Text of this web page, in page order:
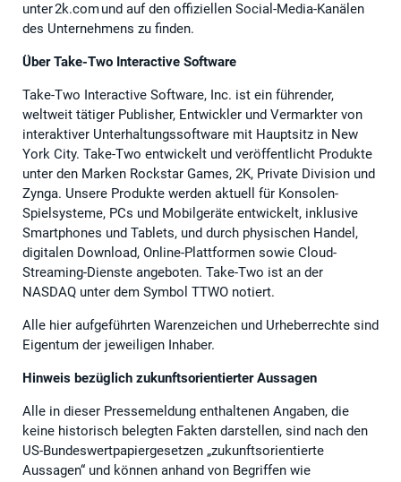
unter 2k.com und auf den offiziellen Social-Media-Kanälen
des Unternehmens zu finden.
Über Take-Two Interactive Software
Take-Two Interactive Software, Inc. ist ein führender,
weltweit tätiger Publisher, Entwickler und Vermarkter von
interaktiver Unterhaltungssoftware mit Hauptsitz in New
York City. Take-Two entwickelt und veröffentlicht Produkte
unter den Marken Rockstar Games, 2K, Private Division und
Zynga. Unsere Produkte werden aktuell für Konsolen-
Spielsysteme, PCs und Mobilgeräte entwickelt, inklusive
Smartphones und Tablets, und durch physischen Handel,
digitalen Download, Online-Plattformen sowie Cloud-
Streaming-Dienste angeboten. Take-Two ist an der
NASDAQ unter dem Symbol TTWO notiert.
Alle hier aufgeführten Warenzeichen und Urheberrechte sind
Eigentum der jeweiligen Inhaber.
Hinweis bezüglich zukunftsorientierter Aussagen
Alle in dieser Pressemeldung enthaltenen Angaben, die
keine historisch belegten Fakten darstellen, sind nach den
US-Bundeswertpapiergesetzen „zukunftsorientierte
Aussagen“ und können anhand von Begriffen wie